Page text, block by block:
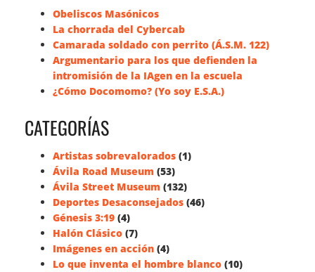
Obeliscos Masónicos
La chorrada del Cybercab
Camarada soldado con perrito (Á.S.M. 122)
Argumentario para los que defienden la
intromisión de la IAgen en la escuela
¿Cómo Docomomo? (Yo soy E.S.A.)
CATEGORÍAS
Artistas sobrevalorados (1)
Ávila Road Museum (53)
Ávila Street Museum (132)
Deportes Desaconsejados (46)
Génesis 3:19 (4)
Halón Clásico (7)
Imágenes en acción (4)
Lo que inventa el hombre blanco (10)